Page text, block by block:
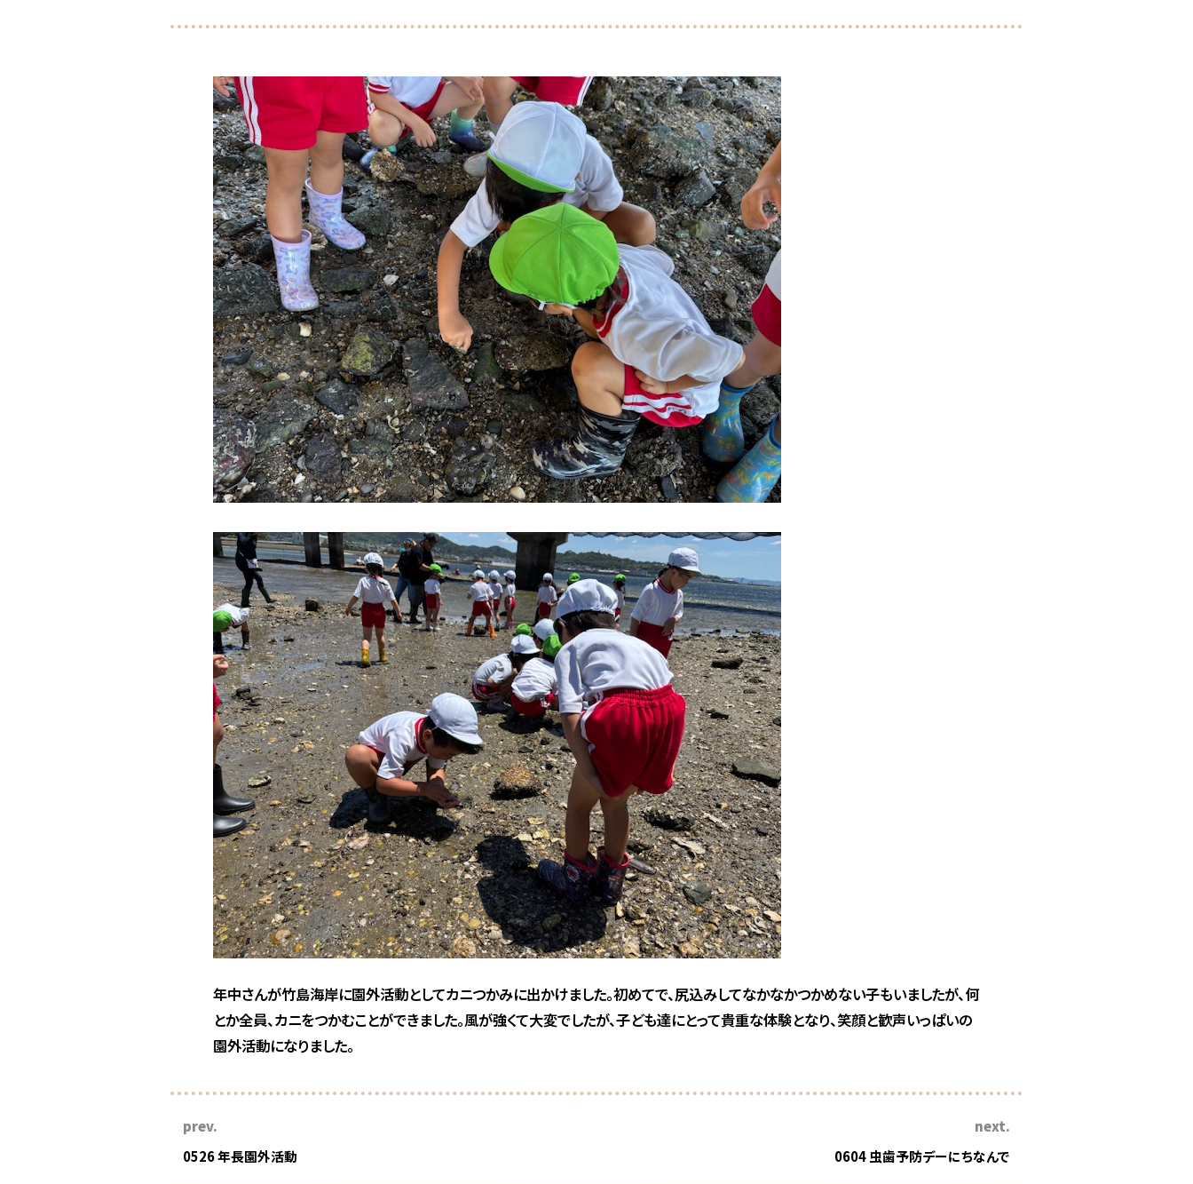
年中さんが竹島海岸に園外活動としてカニつかみに出かけました。初めてで、尻込みしてなかなかつかめない子もいましたが、何
とか全員、カニをつかむことができました。風が強くて大変でしたが、子ども達にとって貴重な体験となり、笑顔と歓声いっぱいの
園外活動になりました。
prev.
0526 年長園外活動
next.
0604 虫歯予防デーにちなんで